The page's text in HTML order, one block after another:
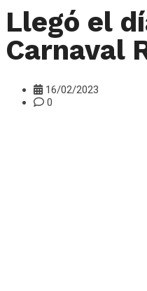
Llegó el
Carnaval
16/02/2023
0